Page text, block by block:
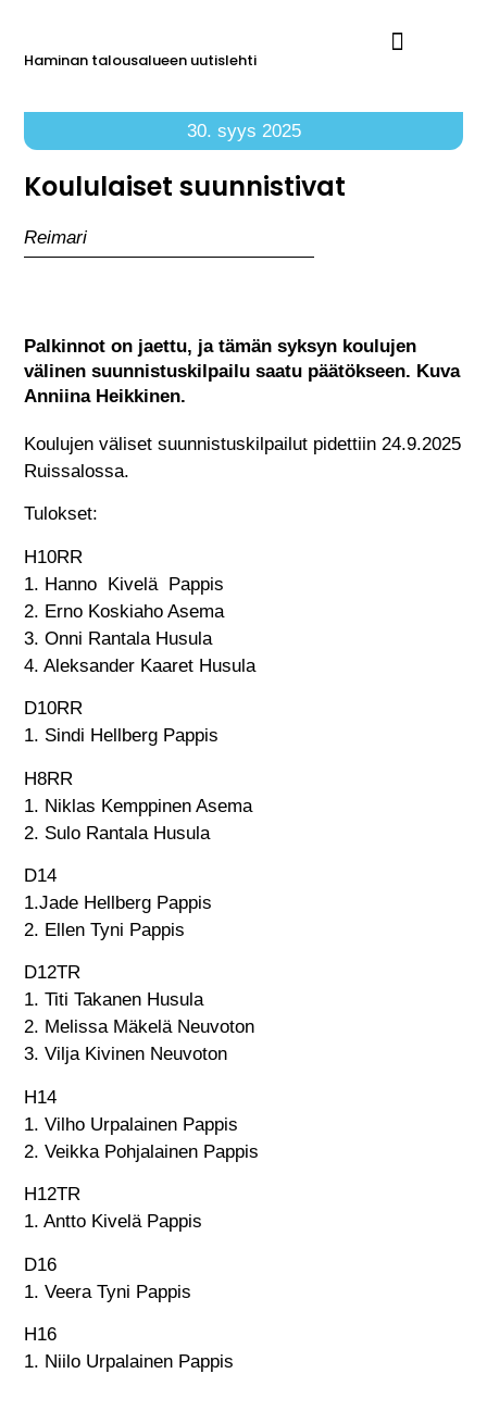
Haminan talousalueen uutislehti
30. syys 2025
Koululaiset suunnistivat
Reimari
Palkinnot on jaettu, ja tämän syksyn koulujen
välinen suunnistuskilpailu saatu päätökseen. Kuva
Anniina Heikkinen.
Koulujen väliset suunnistuskilpailut pidettiin 24.9.2025
Ruissalossa.
Tulokset:
H10RR
1. Hanno Kivelä Pappis
2. Erno Koskiaho Asema
3. Onni Rantala Husula
4. Aleksander Kaaret Husula
D10RR
1. Sindi Hellberg Pappis
H8RR
1. Niklas Kemppinen Asema
2. Sulo Rantala Husula
D14
1.Jade Hellberg Pappis
2. Ellen Tyni Pappis
D12TR
1. Titi Takanen Husula
2. Melissa Mäkelä Neuvoton
3. Vilja Kivinen Neuvoton
H14
1. Vilho Urpalainen Pappis
2. Veikka Pohjalainen Pappis
H12TR
1. Antto Kivelä Pappis
D16
1. Veera Tyni Pappis
H16
1. Niilo Urpalainen Pappis